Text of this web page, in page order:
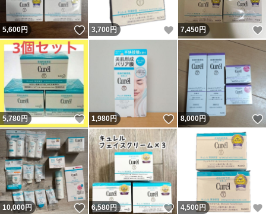
5,600円 いいね！
3,700 円 いいね！
7,450円
5,780円 いいね！
1,980円 いいね！
8,000円
10,000円 いいね！
6,580円 いいね！
4,500円